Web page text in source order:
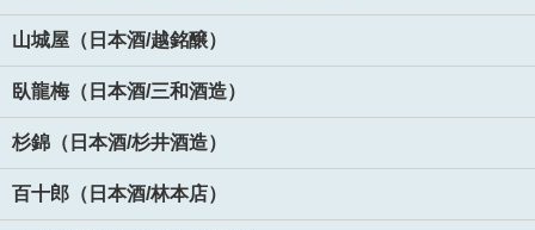
山城屋（日本酒/越銘醸）
臥龍梅（日本酒/三和酒造）
杉錦（日本酒/杉井酒造）
百十郎（日本酒/林本店）